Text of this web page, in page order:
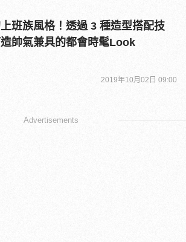
班族風格！透過 3 種造型搭配技
帥氣兼具的都會時髦Look
2019年10月02日 09:00
Advertisements